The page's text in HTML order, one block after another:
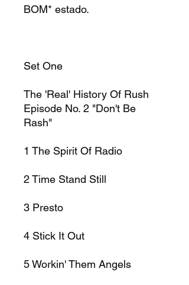
BOM* estado.
Set One
The 'Real' History Of Rush
Episode No. 2 "Don't Be
Rash"
1 The Spirit Of Radio
2 Time Stand Still
3 Presto
4 Stick It Out
5Workin' Them Angels